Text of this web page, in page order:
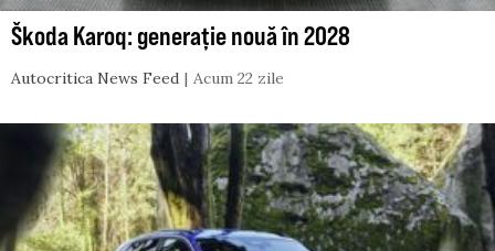
Škoda Karoq: generație nouă în 2028
Autocritica News Feed Acum 22 zile